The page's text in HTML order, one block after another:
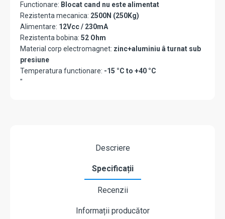
Functionare: Blocat cand nu este alimentat
Rezistenta mecanica: 2500N (250Kg)
Alimentare: 12Vcc / 230mA
Rezistenta bobina: 52 Ohm
Material corp electromagnet: zinc+aluminiu â turnat sub
presiune
Temperatura functionare: -15 °C to +40 °C
"
Descriere
Specificații
Recenzii
Informații producător